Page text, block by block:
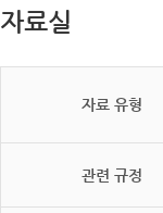
자료실
자료 유형
관련 규정